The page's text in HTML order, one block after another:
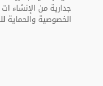
جدارية من الإنشاء
الخصوصية والحماية